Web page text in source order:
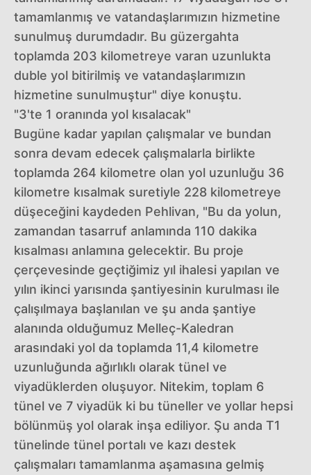
tamamlanmış ve vatandaşlarımızın hizmetine
sunulmuş durumdadır. Bu güzergahta
toplamda 203 kilometreye varan uzunlukta
duble yol bitirilmiş ve vatandaşlarımızın
hizmetine sunulmuştur" diye konuştu.
"3'te 1 oranında yol kısalacak"
Bugüne kadar yapılan çalışmalar ve bundan
sonra devam edecek çalışmalarla birlikte
toplamda 264 kilometre olan yol uzunluğu 36
kilometre kısalmak suretiyle 228 kilometreye
düşeceğini kaydeden Pehlivan, "Bu da yolun,
zamandan tasarruf anlamında 110 dakika
kısalması anlamına gelecektir. Bu proje
çerçevesinde geçtiğimiz yıl ihalesi yapılan ve
yılın ikinci yarısında şantiyesinin kurulması ile
çalışılmaya başlanılan ve şu anda şantiye
alanında olduğumuz Melleç-Kaledran
arasındaki yol da toplamda 11,4 kilometre
uzunluğunda ağırlıklı olarak tünel ve
viyadüklerden oluşuyor. Nitekim, toplam 6
tünel ve 7 viyadük ki bu tüneller ve yollar hepsi
bölünmüş yol olarak inşa ediliyor. Şu anda T1
tünelinde tünel portalı ve kazı destek
çalışmaları tamamlanma aşamasına gelmiş